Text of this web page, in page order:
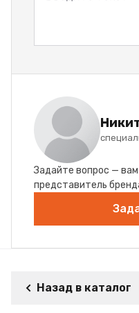
Задайте вопрос —
представитель
Назад в каталог